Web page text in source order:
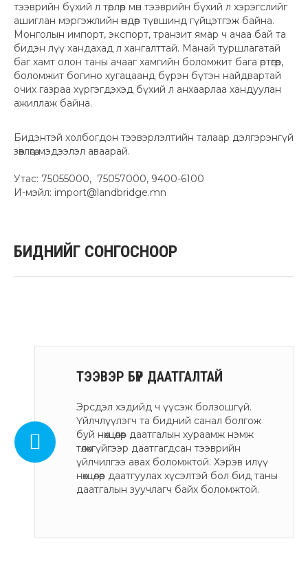
тээврийн бүхий л төрлөөр мөн тээврийн бүхий л хэрэгслийг
ашиглан мэргэжлийн өндөр түвшинд гүйцэтгэж байна.
Монголын импорт, экспорт, транзит ямар ч ачаа бай та
бидэн лүү хандахад л хангалттай. Манай туршлагатай
баг хамт олон таны ачааг хамгийн боломжит бага өртөгөөр,
боломжит богино хугацаанд бүрэн бүтэн найдвартай
очих газраа хүргэгдэхэд бүхий л анхаарлаа хандуулан
ажиллаж байна.
Бидэнтэй холбогдон тээвэрлэлтийн талаар дэлгэрэнгүй
зөвлөгөө, мэдээлэл аваарай.
Утас: 75055000, 75057000, 9400-6100
И-мэйл: import@landbridge.mn
БИДНИЙГ СОНГОСНООР
ТЭЭВЭР БҮР ДААТГАЛТАЙ
Эрсдэл хэдийд ч үүсэж болзошгүй.
Үйлчлүүлэгч та бидний санал болгож
буй нөхцөлөөр даатгалын хураамж нэмж
төлөхгүйгээр даатгагдсан тээврийн
үйлчилгээ авах боломжтой. Хэрэв илүү
нөхцөлөөр даатгуулах хүсэлтэй бол бид таны
даатгалын зуучлагч байх боломжтой.